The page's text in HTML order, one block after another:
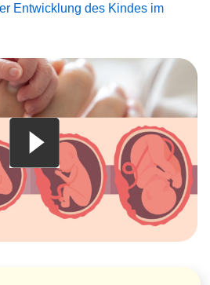
Entwicklung des Kindes im